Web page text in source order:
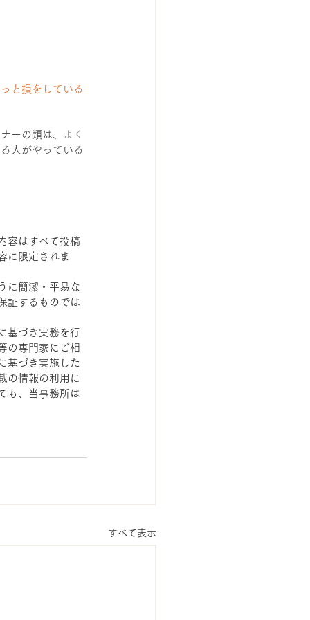
と損をしている
ーの類は、
よく
人がやっている
容はすべて投稿
に限定されま
に簡潔・平易な
証するものでは
基づき実務を行
の専門家にご相
基づき実施した
の情報の利用に
も、当事務所は
すべて表示